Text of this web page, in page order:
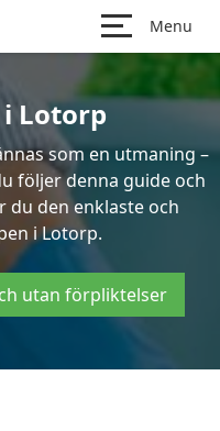
Menu
Lotorp
som en utmaning –
följer denna guide och
den enklaste och
i Lotorp.
utan förpliktelser